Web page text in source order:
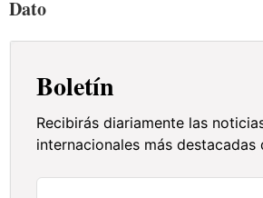
Dato
Boletín
Recibirás diariamente las
internacionales más destacadas